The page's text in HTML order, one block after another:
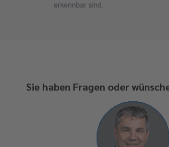
erkennbar sind.
Sie haben Fragen oder